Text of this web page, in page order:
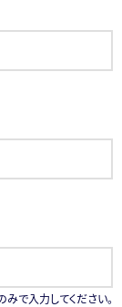
で入力してください。